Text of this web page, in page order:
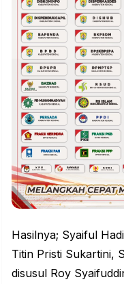
Hasilnya; Syaiful
Titin Pristi Sukartini,
disusul Roy